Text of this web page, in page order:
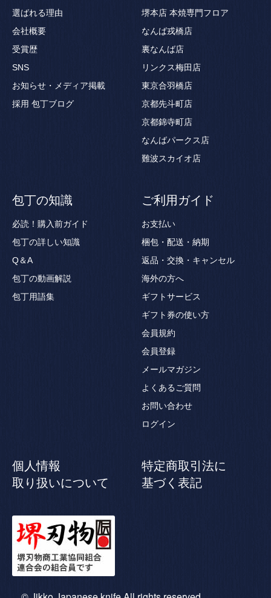
選ばれる理由
会社概要
受賞歴
SNS
お知らせ・メディア掲載
採用 包丁ブログ
堺本店 本焼専門フロア
なんば戎橋店
裏なんば店
リンクス梅田店
東京合羽橋店
京都先斗町店
京都錦寺町店
なんばパークス店
難波スカイオ店
包丁の知識
必読！購入前ガイド
包丁の詳しい知識
Q＆A
包丁の動画解説
包丁用語集
ご利用ガイド
お支払い
梱包・配送・納期
返品・交換・キャンセル
海外の方へ
ギフトサービス
ギフト券の使い方
会員規約
会員登録
メールマガジン
よくあるご質問
お問い合わせ
ログイン
個人情報
取り扱いについて
特定商取引法に
基づく表記